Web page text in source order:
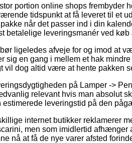
portion online shops frembyder
tidspunkt at få leveret til et
når det passer ind i din
betalelige leveringsmanér ved
ligeledes afveje for og imod at
sig en gang i mellem et hak
vil dog altid være at hente pakken
på Lamper ->
relevant hvis man absolut
estimerede leveringstid på den
internet butikker reklamerer
men som imidlertid afhænger
nå at få de nye varer afsted